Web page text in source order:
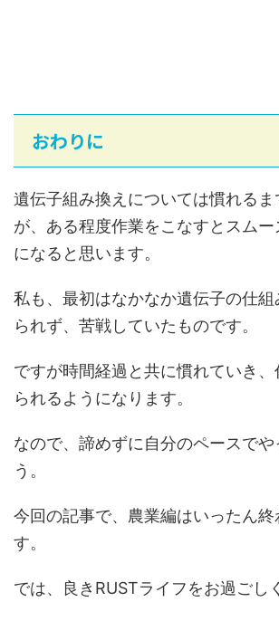
おわりに
遺伝子組み換えについては慣れるま
が、ある程度作業をこなすとスムー
になると思います。
私も、最初はなかなか遺伝子の仕組
られず、苦戦していたものです。
ですが時間経過と共に慣れていき
られるようになります。
なので、諦めずに自分のペースでや
う。
今回の記事で、農業編はいったん終
す。
では、良きRUSTライフをお過ごし